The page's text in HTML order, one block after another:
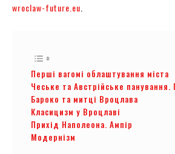
wroclaw-future.eu
Перші вагомі облаштування міста
Чеське та Австрійське панування.
Бароко та митці Вроцлава
Класицизм у Вроцлаві
Прихід Наполеона. Ампір
Модернізм